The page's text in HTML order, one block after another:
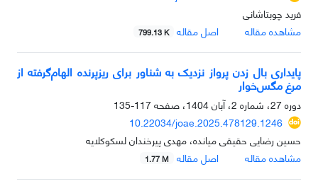
فرید چوبتاشانی
مشاهده مقاله
اصل مقاله 799.13 K
پایداری بال زدن پرواز نزدیک به شناور برای ریزپرنده الهام‌گرفته از
مرغ مگس‌خوار
دوره 27، شماره 2، آبان 1404، صفحه
117-135
10.22034/joae.2025.478129.1246
حسین رضایی حقیقی میانده، مهدی پیرخندان لسکوکلایه
مشاهده مقاله
اصل مقاله 1.77 M